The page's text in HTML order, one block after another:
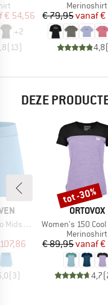
prijs
€ 54,56
+2
( 13)
Merinoshirt
Prijs
€ 79,95vanaf€
4,8(
DEZE
Skort
prijs
(3)
MERK
ORTOVOX
Artikel
Women's 150 Cool Logo
Merinoshirt
Prijs
€ 89,95vanaf€
4,7(
Korting
tot -30%